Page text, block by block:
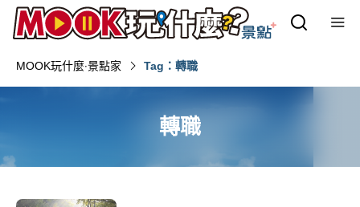
MOOK玩什麼‧景點家 Tag：轉職
轉職